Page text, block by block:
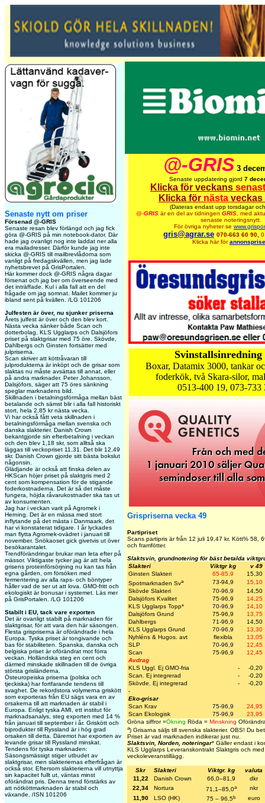
Senaste nytt om priser
Försenad @-GRIS
Senaste resan blev förlängd och jag fick
göra @-GRIS på min notebook-dator. Där
hade jag ovanligt nog inte laddat ner alla
era mailadresser. Därför kunde jag inte
skicka @-GRIS till mailbrevlådorna som
vanligt på fredagskvällen, men jag lade
nyhetsbrevet på GrisPortalen.
Här kommer dock @-GRIS några dagar
försenat och jag ber om överseende med
det inträffade. Kul i alla fall att en del
frågade om jag somnat. Mailet kommer ju
ibland sent på kvällen. /LG 101206
Julfesten är över, nu sjunker priserna
Årets julfest är över och den blev kort.
Nästa vecka sänker både Scan och
dotterbolag, KLS Ugglarps och Dalsjöfors
priset på slaktgrisar med 75 öre. Skövde,
Dahlbergs och Ginsten fortsätter med
julpriserna.
Scan skriver att köttråvaran till
julprodukterna är inköpt och de grisar som
slaktas nu måste avsättas till annat, eller
på andra marknader. Peter Johansson,
Dalsjöfors, säger att 75 öres sänkning
speglar marknadens bild.
Skillnaden i betalningsförmåga mellan bäst
betalande och sämst blir i alla fall historiskt
stort, hela 2,85 kr nästa vecka.
Vi har också fått veta skillnaden i
betalningsförmåga mellan svenska och
danska slakterier. Danish Crown
bekantgjorde sin efterbetalning i veckan
och den blev 1,18 skr, som alltså ska
läggas till veckopriset 11,31. Det blir 12,49
skr. Danish Crown gjorde sitt bästa bokslut
någonsin.
Glädjande är också att finska delen av
HKScan höjer priset på slaktgris med 2
cent som kompensation för de stigande
foderkostnaderna. Det är så det måste
fungera, höjda råvarukostnader ska tas ut
av konsumenten.
Jag har i veckan varit på Agromek i
Herning. Det är en mässa med stort
inflytande på det mästa i Danmaark, det
har vi konstaterat tidigare. I år lyckades
man flytta Agromek-ovädret i januari till
november. Snökaoset gick givetvis ut över
besökarantalet.
Trendförändringar brukar man leta efter på
mässor. Viktigaste tycker jag är att hela
grisens proteinförsörjning nu kan tas från
egna gården, om försöken med
fermentering av alla raps- och böntyper
håller vad de ser ut att lova. GMO-fritt och
ekologiskt är bonusar i systemet. Läs mer
på GrisPortalen. /LG 101206
Stabilt i EU, tack vare exporten
Det är ovanligt stabilt på marknaden för
slaktgrisar, för att vara den här säsongen.
Flesta grispriserna är oförändrade i hela
Europa. Tyska priset är tongivande och
bas för stabiliteten. Spanska, danska och
belgiska priset är oförändrat mot förra
veckan. Holländska steg en cent och
därmed minskade skillnaden till de övriga
största grisländerna.
Östeuropeiska priserna (polska och
tjeckiska) har fortfarande tendens till
svaghet. De rekordstora volymerna griskött
som exporteras från EU sägs vara en av
orsakerna till att marknaden är stabil i
Europa. Enligt tyska AMI, ett institut för
marknadsanalys, steg exporten med 14 %
från januari till september i år. Griskött och
biprodukter till Ryssland är i hög grad
orsaken till detta. Däremot har exporten av
levande grisar till Ryssland minskat.
Tendens för tyska marknaden:
Säsongsmässigt stiger utbudet av
slaktgrisar, men slakteriernas efterfrågan är
också stor. Eftersom slakterierna vill utnyttja
sin kapacitet fullt ut, väntas minst
oförändrat pris. Denna trend förstärks av
att nötköttmarknaden är stabil och
växande. /ISN 101206
@-GRIS 3
Senaste uppdatering gjord 7
Klicka för veckans
Klicka för nästa veckas
(Dateras endast upp torsdagar
@-GRIS är en del av tidningen GRIS, med
senaste noteringsnytt.
För övriga nyheter se
gris@agrar.se 070-663 60 90,
Klicka här för
Svinstallsinredning
Boxar, Datamix 3000, tankar
foderkök, två Skara-silor,
0513-400 19, 073-733
Grispriserna vecka 49
Partipriset
Scans partipris är från 12 juli 19,47 kr. Kött% 58,
och framfötter.
Slaktsvin, grundnotering för bäst betalda
Slakteri
Viktgr kg
v 49
Ginsten Slakteri
65-85,9
15,30
Spotmarknaden Sva 73-94,9
15,10
Skövde Slakteri
70-96,9
14,50
Dalsjöfors Kvalitet
75-96,9
14,25
KLS Ugglarps Topp* 70-96,9
14,10
Dalsjöfors Grund
75-96,9
13,75
Dahlbergs
71-96,9
14,50
KLS Ugglarps Grund
70-96,9
13,30
Nyhléns & Hugos. avt
flexibla
13,05
SLP
70-96,9
12,45
Scan
75-96,9
12,45
Avdrag
KLS Uggl. Ej GMO-fria
-
-0,20
Scan. Ej integrerad
-
-0,20
Skövde. Ej integrerad
-
-0,20
-
Eko-grisar
Scan Krav
75-96,9
24,95
Scan Ekologisk
75-96,9
23,95
Gröna siffror =Ökning Röda = Minskning
a) Grisarna säljs till svenska slakterier. OBS! Du
Priset är vad marknaden indikerar just nu.
Slaktsvin, Norden, noteringar* Gäller endast i
KLS Ugglarps Leveranskontrakt Slaktgris och
veckoleveranstillägg.
Skr Slakteri Viktgr. kg
valuta
11,22
Danish Crown 66,0–81,9
dkr
22,34
Nortura 71,1–85,0a
nkr
11,90
LSO (HK) 75 – 96,5b
euro